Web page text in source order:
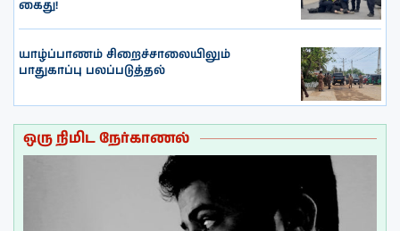
கைது!
யாழ்ப்பாணம் சிறைச்சாலையிலும்
பாதுகாப்பு பலப்படுத்தல்
ஒரு நிமிட நேர்காணல்